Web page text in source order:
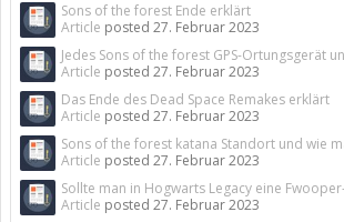
Sons of the forest Ende erklärt
Article posted 27. Februar 2023
Jedes Sons of the forest GPS-Ortungsgerät
Article posted 27. Februar 2023
Das Ende des Dead Space Remakes erklärt
Article posted 27. Februar 2023
Sons of the forest katana Standort und wie
Article posted 27. Februar 2023
Sollte man in Hogwarts Legacy eine
Article posted 27. Februar 2023